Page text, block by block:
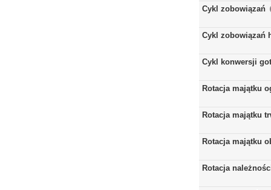
Cykl zobowiązań
Cykl zobowiązań
Cykl konwersji
Rotacja majątku
Rotacja majątku
Rotacja majątku
Rotacja